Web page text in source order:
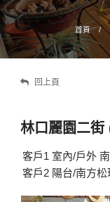
首頁
回上頁
林口麗園二街
客戶1 室內/戶外
客戶2 陽台/南方